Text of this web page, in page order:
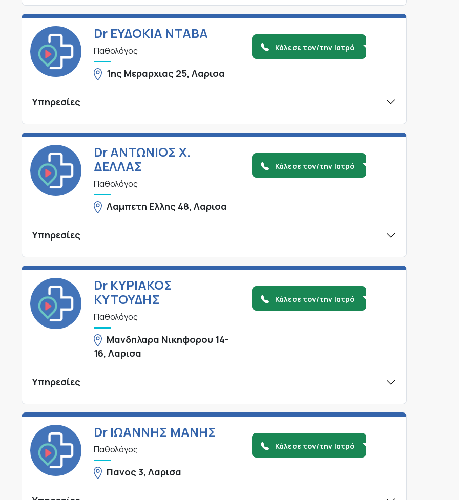
Dr ΕΥΔΟΚΙΑ ΝΤΑΒΑ
Παθολόγος
1ης Μεραρχιας 25, Λαρισα
Κάλεσε τον/την Ιατρό
Υπηρεσίες
Dr ΑΝΤΩΝΙΟΣ Χ.
ΔΕΛΛΑΣ
Παθολόγος
Λαμπετη Ελλης 48, Λαρισα
Κάλεσε τον/την Ιατρό
Υπηρεσίες
Dr ΚΥΡΙΑΚΟΣ
ΚΥΤΟΥΔΗΣ
Παθολόγος
Μανδηλαρα Νικηφορου 14-
16, Λαρισα
Κάλεσε τον/την Ιατρό
Υπηρεσίες
Dr ΙΩΑΝΝΗΣ ΜΑΝΗΣ
Παθολόγος
Πανος 3, Λαρισα
Κάλεσε τον/την Ιατρό